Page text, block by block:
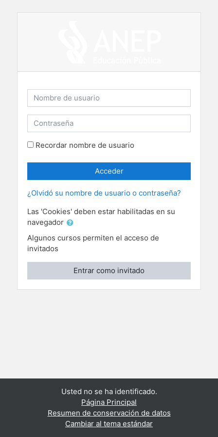
Nombre de usuario
Contraseña
Recordar nombre de usuario
Acceder
¿Olvidó su nombre de usuario o contraseña?
Las 'Cookies' deben estar habilitadas en su
navegador
Algunos cursos permiten el acceso de
invitados
Entrar como invitado
Usted no se ha identificado.
Página Principal
Resumen de conservación de datos
Cambiar al tema estándar